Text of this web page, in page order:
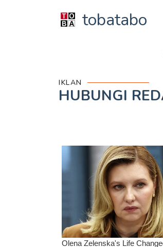
tobatabo
IKLAN
HUBUNGI